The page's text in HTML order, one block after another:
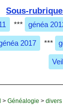
Sous-
*** généa
2017 ***
> Généalogie > divers